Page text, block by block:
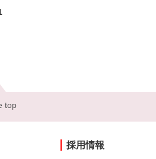
top
採用情報